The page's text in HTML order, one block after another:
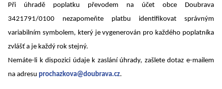
Při úhradě poplatku převodem na účet obce Doubrava
3421791/0100 nezapomeňte platbu identifikovat správným
variabilním symbolem, který je vygenerován pro každého poplatníka
zvlášť a je každý rok stejný.
Nemáte-li k dispozici údaje k zaslání úhrady, zašlete dotaz e-mailem
na adresu prochazkova@doubrava.cz.